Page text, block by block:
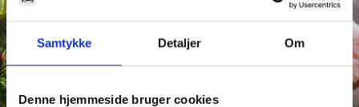
Samtykke Detaljer Om
Denne hjemmeside bruger cookies